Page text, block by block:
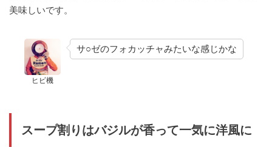
美味しいです。
ヒビ機
サ○ゼのフォカッチャみたいな感じかな
スープ割りはバジルが香って一気に洋風に